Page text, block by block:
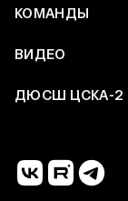
КОМАНДЫ
ВИДЕО
ДЮСШ ЦСКА-2